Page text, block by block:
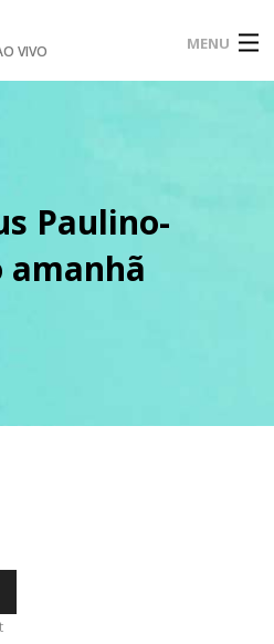
VIVO MENU
Paulino-
amanhã